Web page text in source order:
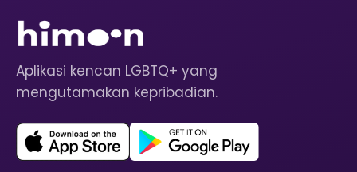
Aplikasi kencan LGBTQ+ yang
mengutamakan kepribadian.